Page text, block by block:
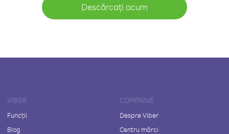
Descărcați acum
VIBER
Funcții
Blog
COMPANIE
Despre Viber
Centru mărci